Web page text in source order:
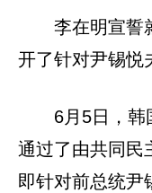
李在明宣誓
开了针对尹锡悦
6月5日，韩
通过了由共同民
即针对前总统尹